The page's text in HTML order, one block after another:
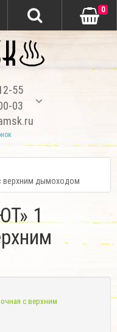
55
03
0
верхним дымоходом
1
с верхним